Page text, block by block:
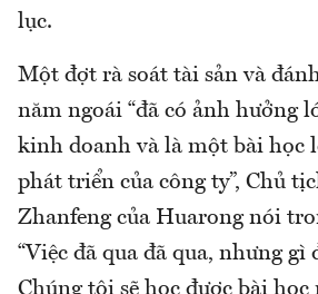
lục.
Một đợt rà soát tài sản và
năm ngoái “đã có ảnh hưởng
kinh doanh và là một bài học
phát triển của công ty”, Chủ
Zhanfeng của Huarong nói
“Việc đã qua đã qua, nhưng gì